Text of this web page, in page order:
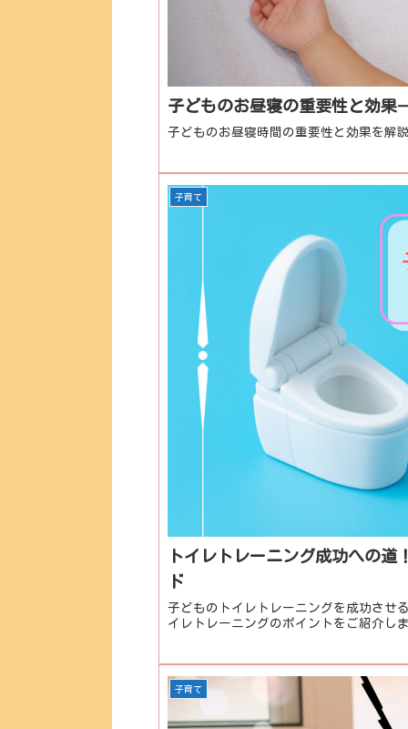
子どものお昼寝の重要性と効
子どものお昼寝時間の重要性と効果を解
子育て
トイレトレーニング成功への
ド
子どものトイレトレーニングを成功させ
イレトレーニングのポイントをご紹介し
子育て